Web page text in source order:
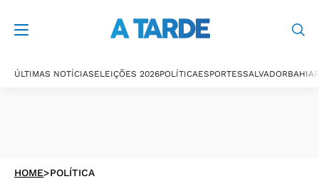
ÚLTIMAS NOTÍCIASELEIÇÕES 2026POLÍTICAESPORTESSALVADORBAHIA
HOME>POLÍTICA